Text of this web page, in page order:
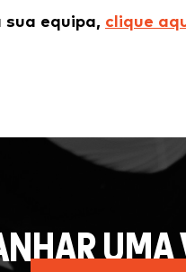
sua equipa, clique